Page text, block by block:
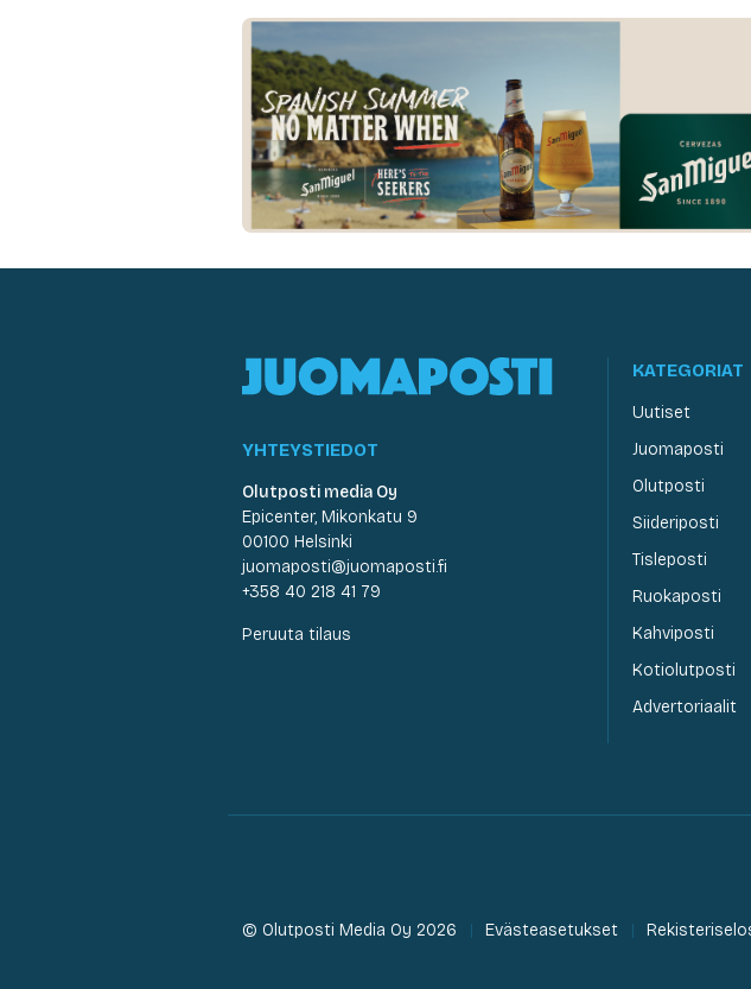
YHTEYSTIEDOT
Olutposti media Oy
Epicenter, Mikonkatu 9
00100 Helsinki
juomaposti@juomaposti.fi
+358 40 218 41 79
Peruuta tilaus
KATEGORIAT
Uutiset
Juomaposti
Olutposti
Siideriposti
Tisleposti
Ruokaposti
Kahviposti
Kotiolutposti
Advertoriaalit
© Olutposti Media Oy 2026 Evästeasetukset